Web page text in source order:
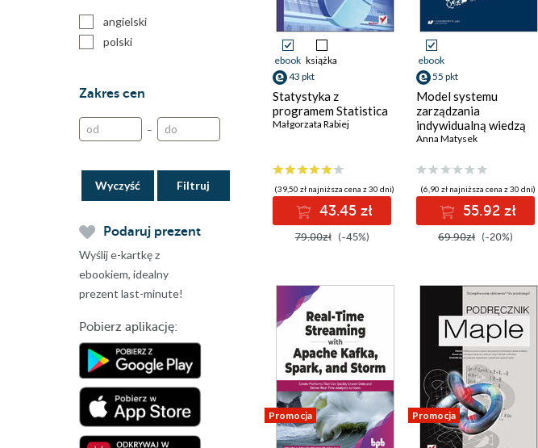
angielski
polski
Zakres cen
–
Wyczyść
Podaruj prezent
Wyślij e-kartkę z
ebookiem, idealny
prezent last-minute!
Pobierz aplikację:
ebook książka
43 pkt
Statystyka z
programem Statistica
Małgorzata Rabiej
(39,50 zł najniższa cena z 30 dni)
43.45 zł
79.00zł (-45%)
ebook
55 pkt
Model systemu
zarządzania
indywidualną wiedzą
naukową w
Anna Matysek
(6,90 zł najniższa cena z 30 dni)
55.92 zł
69.90zł (-20%)
Promocja Promocja